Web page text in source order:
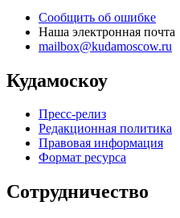
Сообщить об ошибке
Наша электронная почта
mailbox@kudamoscow.ru
Кудамоскоу
Пресс-релиз
Редакционная политика
Правовая информация
Формат ресурса
Сотрудничество